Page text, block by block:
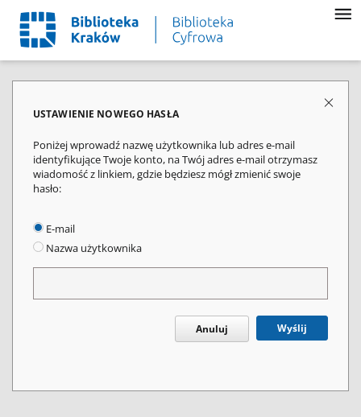
USTAWIENIE NOWEGO HASŁA
Poniżej wprowadź nazwę użytkownika lub adres e-mail
identyfikujące Twoje konto, na Twój adres e-mail otrzymasz
wiadomość z linkiem, gdzie będziesz mógł zmienić swoje
hasło:
E-mail
Nazwa użytkownika
Anuluj Wyślij